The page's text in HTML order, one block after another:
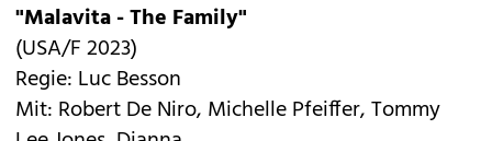
"Malavita - The Family"
(USA/F 2023)
Regie: Luc Besson
Mit: Robert De Niro, Michelle Pfeiffer, Tommy